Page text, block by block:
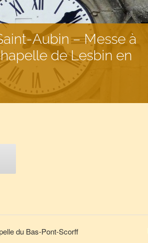
Aubin – Messe à
de Lesbin en
du Bas-Pont-Scorff